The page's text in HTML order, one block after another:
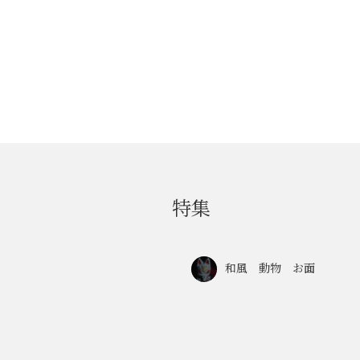
特集
和風 動物 お面